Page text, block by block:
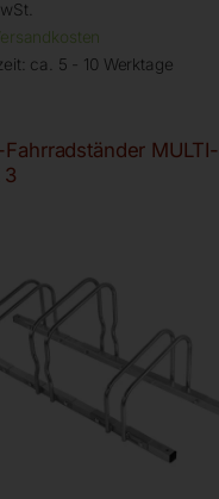
ca. 5 - 10 Werktage
Fahrradständer MULTI-
3